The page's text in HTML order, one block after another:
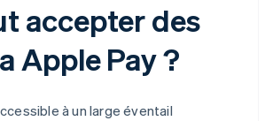
accepter des
Apple Pay ?
à un large éventail